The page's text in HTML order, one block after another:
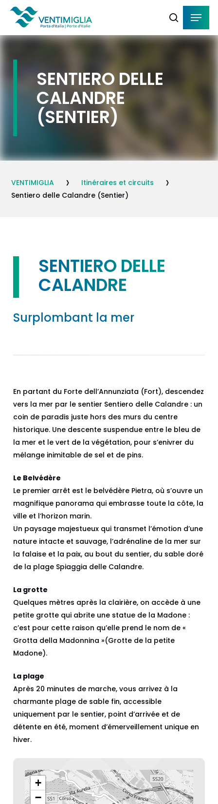
Skip
search
Menu
SENTIERO DELLE
CALANDRE
(SENTIER)
VENTIMIGLIA › Itinéraires et circuits ›
Sentiero delle Calandre (Sentier)
SENTIERO DELLE
CALANDRE
Surplombant la mer
En partant du Forte dell’Annunziata (Fort), descendez
vers la mer par le sentier Sentiero delle Calandre : un
coin de paradis juste hors des murs du centre
historique. Une descente suspendue entre le bleu de
la mer et le vert de la végétation, pour s’enivrer du
mélange inimitable de sel et de pins.
Le Belvédère
Le premier arrêt est le belvédère Pietra, où s’ouvre un
magnifique panorama qui embrasse toute la côte, la
ville et l’horizon marin.
Un paysage majestueux qui transmet l’émotion d’une
nature intacte et sauvage, l’adrénaline de la mer sur
la falaise et la paix, au bout du sentier, du sable doré
de la plage Spiaggia delle Calandre.
La grotte
Quelques mètres après la clairière, on accède à une
petite grotte qui abrite une statue de la Madone :
c’est pour cette raison qu’elle prend le nom de «
Grotta della Madonnina »(Grotte de la petite
Madone).
La plage
Après 20 minutes de marche, vous arrivez à la
charmante plage de sable fin, accessible
uniquement par le sentier, point d’arrivée et de
détente en été, moment d’émerveillement unique en
hiver.
+
−
Menu